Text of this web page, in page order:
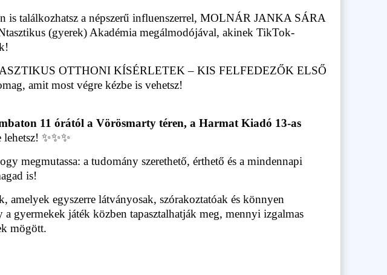
is találkozhatsz a népszerű influenszerrel, MOLNÁR JANKA SÁRA
(gyerek) Akadémia megálmodójával, akinek TikTok-
OTTHONI KÍSÉRLETEK – KIS FELFEDEZŐK ELSŐ
amit most végre kézbe is vehetsz!
11 órától a Vörösmarty téren, a Harmat Kiadó 13-as
lehetsz! ✨✨✨
megmutassa: a tudomány szerethető, érthető és a mindennapi
is!
amelyek egyszerre látványosak, szórakoztatóak és könnyen
gyermekek játék közben tapasztalhatják meg, mennyi izgalmas
mögött.